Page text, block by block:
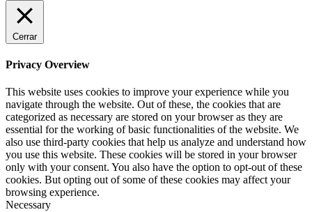
Cerrar
Privacy Overview
This website uses cookies to improve your experience while you
navigate through the website. Out of these, the cookies that are
categorized as necessary are stored on your browser as they are
essential for the working of basic functionalities of the website. We
also use third-party cookies that help us analyze and understand how
you use this website. These cookies will be stored in your browser
only with your consent. You also have the option to opt-out of these
cookies. But opting out of some of these cookies may affect your
browsing experience.
Necessary